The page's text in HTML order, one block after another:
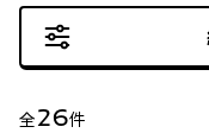
全26件